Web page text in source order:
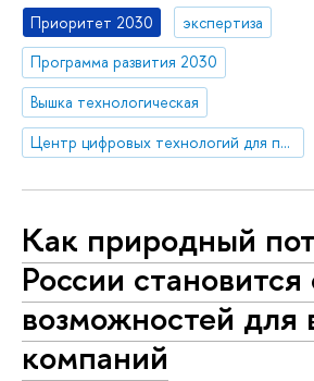
Приоритет 2030
экспертиза
Программа развития 2030
Вышка технологическая
Центр цифровых технологий для природно-климатических проектов программы карбоновых полигонов
Как природный
России
возможностей для
компаний